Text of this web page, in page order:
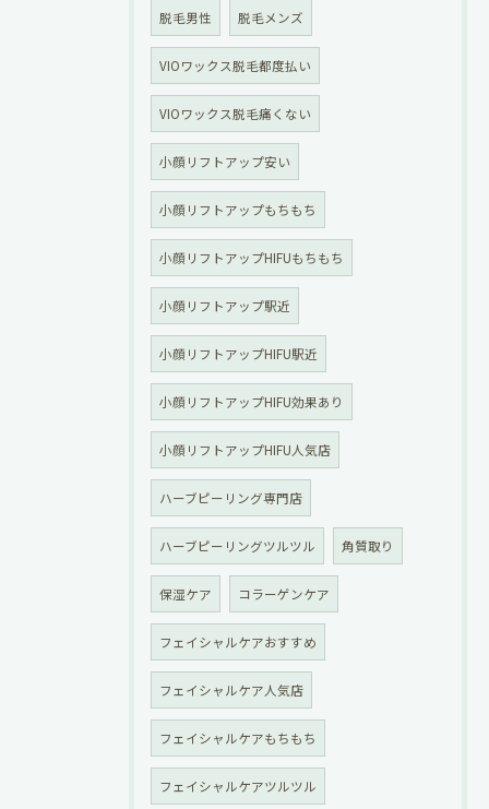
脱毛男性 脱毛メンズ
VIOワックス脱毛都度払い
VIOワックス脱毛痛くない
小顔リフトアップ安い
小顔リフトアップもちもち
小顔リフトアップHIFUもちもち
小顔リフトアップ駅近
小顔リフトアップHIFU駅近
小顔リフトアップHIFU効果あり
小顔リフトアップHIFU人気店
ハーブピーリング専門店
ハーブピーリングツルツル 角質取り
保湿ケア コラーゲンケア
フェイシャルケアおすすめ
フェイシャルケア人気店
フェイシャルケアもちもち
フェイシャルケアツルツル